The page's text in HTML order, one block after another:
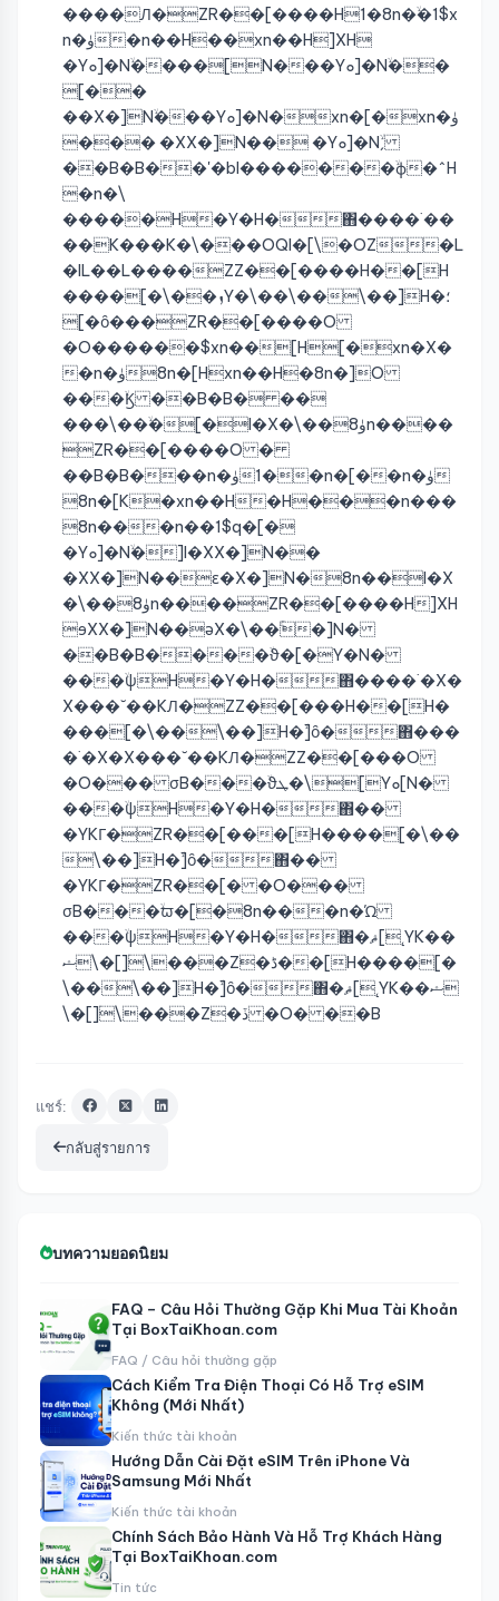
����Л�ZR��[����H1�8n�ۙ�1$x
n�ۈ�n��H��xn��H]XH
�Yܘ]�Nۙ����[N���Yܘ]�Nۙ��
[��
��X�]Nۙ���Yܘ]�N�xn�[�xn�ۈ
��� �XX�]N�� �Yܘ]�Nۙˏ
��B�B��'�bI�������ۙϕ�^H
�n�\
�����H�Y�H�΋����˙��
��K���K�\���OQI�[\�OZ�L
�IL��L����ZZ��[����H��[H
����[�\��ܙY�\��\��\��]H�؛
[�ȏ���ZR��[����O
�O������$xn��[H[�xn�X�
�n�ۈ8n�[Hxn��H�8n�]O
���ۙϏ ��B�B� ��
���\��ۙ�[�I�X�\��ۈ8n����
ZR��[����O �
��B�B���n�ۈ1��n�[��n�ۈ
8n�[K�xn��H�H���n���
8n���n��1$q�[�
�Yܘ]�Nۙ�]I�XX�]N��
�XX�]N��ɛ�X�]N�8n��I�X
�\��ۈ8n����ZR��[����H]XH
ɘXX�]N��əX�\��ۚ�]N�
��B�B����ۙϑ�[�Y�N�
���ۙψH�Y�H�΋����˙�X�
X���˘��KЛ�ZZ��[���H��[H�
���[�\��\��]H�ۙ]ȏ�΋���
�˙�X�X���˘��KЛ�ZZ��[���O
�O��� σB���ۙϑܛ�\[Yܘ[N�
���ۙψH�Y�H�΋��
�YKГ�ZR��[���[H����[�\��
\��]H�ۙ]ȏ�΋��
�YKГ�ZR��[� �O���
σB���ۙϖ�[�8n���n�Ώ
���ۙψH�Y�H�΋�ޘ[˛YK��
ޝ\�[]ۛ\���Z�ڈ��[H����[�
\��\��]H�ۙ]ȏ�΋�ޘ[˛YK��ޝ
\�[]ۛ\���Z�ڏ �O� ��B
แชร์:
กลับสู่รายการ
บทความยอดนิยม
FAQ – Câu Hỏi Thường Gặp Khi Mua Tài Khoản
Tại BoxTaiKhoan.com
FAQ / Câu hỏi thường gặp
Cách Kiểm Tra Điện Thoại Có Hỗ Trợ eSIM
Không (Mới Nhất)
Kiến thức tài khoản
Hướng Dẫn Cài Đặt eSIM Trên iPhone Và
Samsung Mới Nhất
Kiến thức tài khoản
Chính Sách Bảo Hành Và Hỗ Trợ Khách Hàng
Tại BoxTaiKhoan.com
Tin tức